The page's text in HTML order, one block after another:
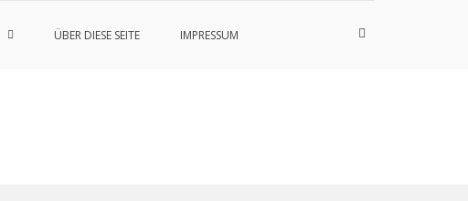
ÜBER DIESE SEITE IMPRESSUM
Such-